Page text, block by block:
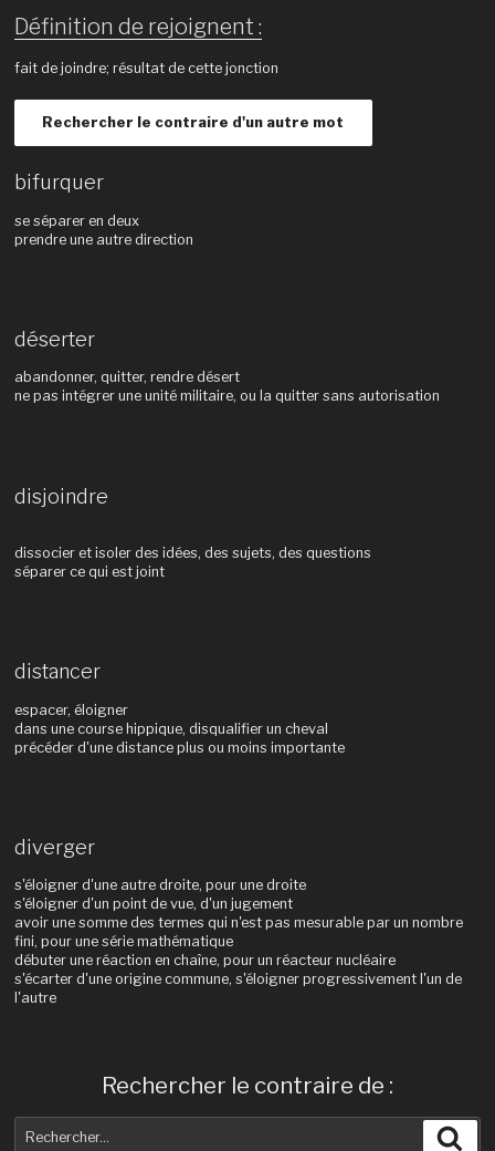
Définition de rejoignent :
fait de joindre; résultat de cette jonction
Rechercher le contraire d'un autre mot
bifurquer
se séparer en deux
prendre une autre direction
déserter
abandonner, quitter, rendre désert
ne pas intégrer une unité militaire, ou la quitter sans autorisation
disjoindre
dissocier et isoler des idées, des sujets, des questions
séparer ce qui est joint
distancer
espacer, éloigner
dans une course hippique, disqualifier un cheval
précéder d'une distance plus ou moins importante
diverger
s'éloigner d'une autre droite, pour une droite
s'éloigner d'un point de vue, d'un jugement
avoir une somme des termes qui n'est pas mesurable par un nombre
fini, pour une série mathématique
débuter une réaction en chaîne, pour un réacteur nucléaire
s'écarter d'une origine commune, s'éloigner progressivement l'un de
l'autre
Rechercher le contraire de :
pour